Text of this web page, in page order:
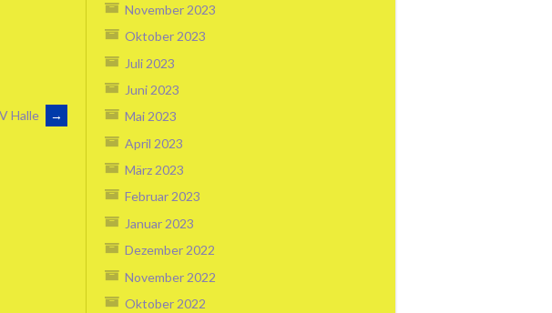
Halle →
November 2023
Oktober 2023
Juli 2023
Juni 2023
Mai 2023
April 2023
März 2023
Februar 2023
Januar 2023
Dezember 2022
November 2022
Oktober 2022